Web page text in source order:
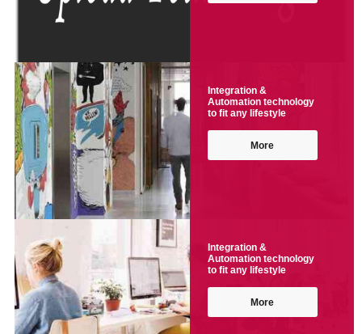
Integration &
Automation technology
to fit any lifestyle
More
Integration &
Automation technology
to fit any lifestyle
More